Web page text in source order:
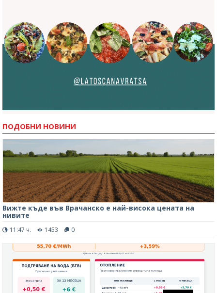
ПОДОБНИ НОВИНИ
Вижте къде във Врачанско е най-висока цената на
нивите
11:47 ч. 1453 0